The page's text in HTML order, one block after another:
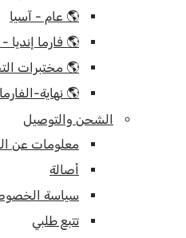
🌎 عام - آسيا
🌎 فارما إنديا
🌎 مختبرات
🌎 نهاية-
الشحن والتوصيل
معلومات عن
أصالة
سياسة
تتبع طلبي